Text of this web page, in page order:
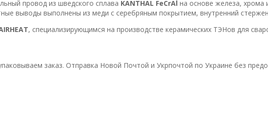
провод из шведского сплава KANTHAL FeCrAl на основе железа, хрома
выводы выполнены из меди с серебряным покрытием, внутренний
, специализирующимся на производстве керамических ТЭНов для
заказ. Отправка Новой Почтой и Укрпочтой по Украине без